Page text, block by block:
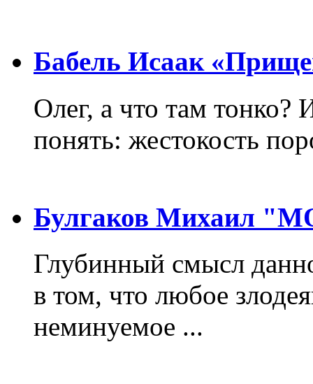
Бабель Исаак
Олег, а что там тонко?
понять: жестокость
Булгаков Михаил
Глубинный смысл
в том, что любое
неминуемое ...